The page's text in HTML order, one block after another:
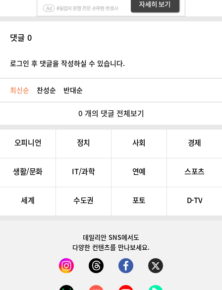
댓글 0
로그인 후 댓글을 작성하실 수 있습니다.
최신순 찬성순 반대순
0 개의 댓글 전체보기
오피니언 정치 사회 경제
생활/문화 IT/과학 연예 스포츠
세계 수도권 포토 D-TV
데일리안 SNS에서도
다양한 컨텐츠를 만나보세요.